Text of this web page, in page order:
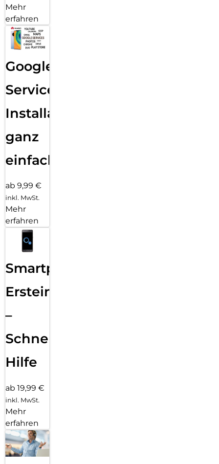
Mehr
erfahren
Google
Services
Installation
ganz
einfach
ab 9,99 €
inkl. MwSt.
Mehr
erfahren
Smartphone
Ersteinrichtung
–
Schnelle
Hilfe
ab 19,99 €
inkl. MwSt.
Mehr
erfahren